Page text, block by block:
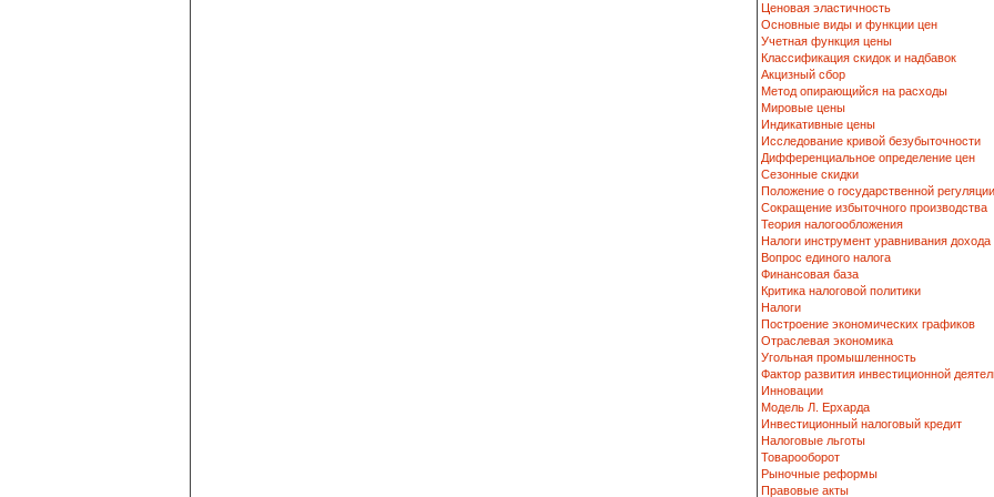
Ценовая эластичность
Основные виды и функции цен
Учетная функция цены
Классификация скидок и надбавок
Акцизный сбор
Метод опирающийся на расходы
Мировые цены
Индикативные цены
Исследование кривой безубыточности
Дифференциальное определение цен
Сезонные скидки
Положение о государственной регуляции
Сокращение избыточного производства
Теория налогообложения
Налоги инструмент уравнивания дохода
Вопрос единого налога
Финансовая база
Критика налоговой политики
Налоги
Построение экономических графиков
Отраслевая экономика
Угольная промышленность
Фактор развития инвестиционной
Инновации
Модель Л. Ерхарда
Инвестиционный налоговый кредит
Налоговые льготы
Товарооборот
Рыночные реформы
Правовые акты